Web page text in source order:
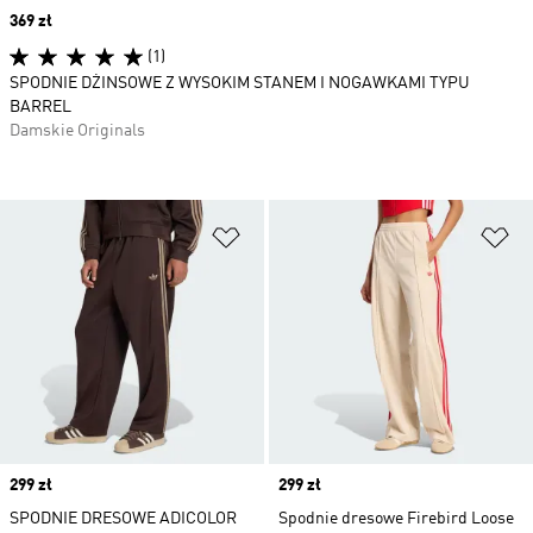
Dodaj do listy życzeń
Price
299 zł
SPODNIE DRESOWE ADICOLOR
Price
299 zł
Spodnie dresowe Firebird Loose
Price
369 zł
(1)
SPODNIE DŻINSOWE Z WYSOKIM STANEM I NOGAWKAMI TYPU
BARREL
Damskie Originals